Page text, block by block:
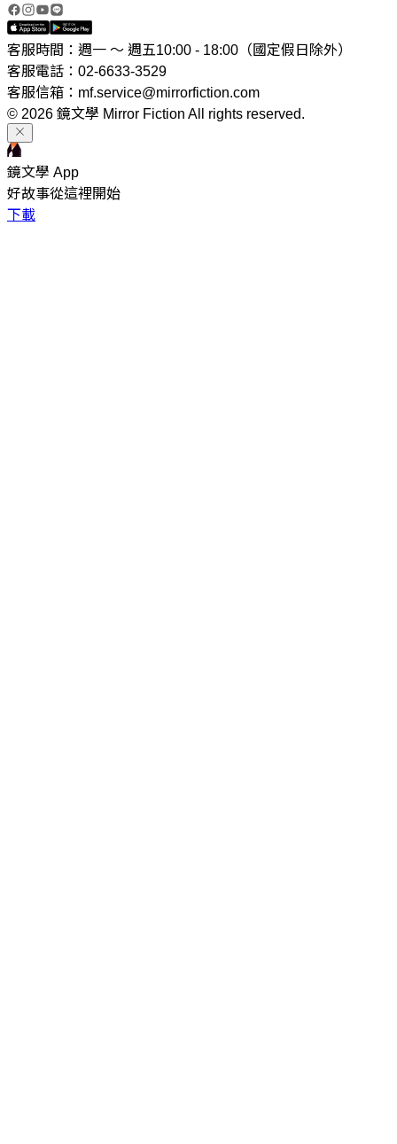
客服時間：週一 ～ 週五10:00 - 18:00（國定假日除外）
客服電話：02-6633-3529
客服信箱：mf.service@mirrorfiction.com
© 2026 鏡文學 Mirror Fiction All rights reserved.
鏡文學 App
好故事從這裡開始
下載